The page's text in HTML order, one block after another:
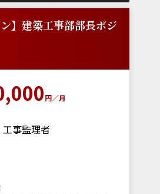
ン】建築工事部部長ポジ
円／月
事監理者